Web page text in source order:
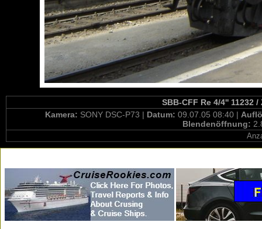
SBB-CFF Re 4/4'' 11232
Kamera: SONY DSC-P73 | Datum: 09.07.05 08:40 |
Blendenöffnung: